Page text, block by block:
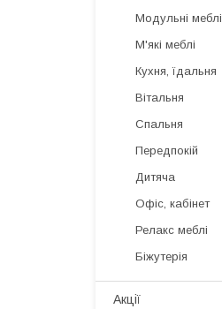
Модульні меблі
М'які меблі
Кухня, їдальня
Вітальня
Спальня
Передпокій
Дитяча
Офіс, кабінет
Релакс меблі
Біжутерія
Акції